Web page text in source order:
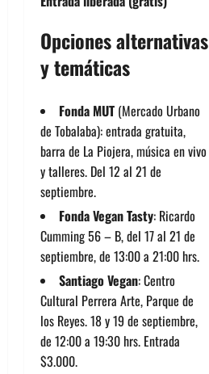
Opciones alternativas
y temáticas
Fonda MUT (Mercado Urbano
de Tobalaba): entrada gratuita,
barra de La Piojera, música en vivo
y talleres. Del 12 al 21 de
septiembre.
Fonda Vegan Tasty: Ricardo
Cumming 56 – B, del 17 al 21 de
septiembre, de 13:00 a 21:00 hrs.
Santiago Vegan: Centro
Cultural Perrera Arte, Parque de
los Reyes. 18 y 19 de septiembre,
de 12:00 a 19:30 hrs. Entrada
$3.000.